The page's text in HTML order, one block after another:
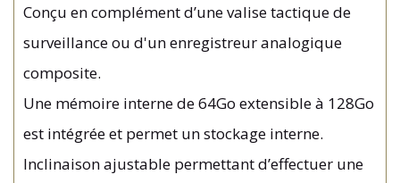
Conçu en complément d’une valise tactique de
surveillance ou d'un enregistreur analogique
composite.
Une mémoire interne de 64Go extensible à 128Go
est intégrée et permet un stockage interne.
Inclinaison ajustable permettant d’effectuer une